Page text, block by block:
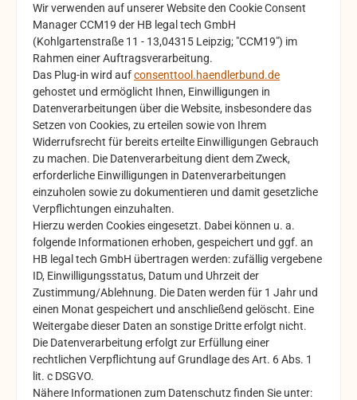
Wir verwenden auf unserer Website den Cookie Consent
Manager CCM19 der HB legal tech GmbH
(Kohlgartenstraße 11 - 13,04315 Leipzig; "CCM19") im
Rahmen einer Auftragsverarbeitung.
Das Plug-in wird aufconsenttool.haendlerbund.de
gehostet und ermöglicht Ihnen, Einwilligungen in
Datenverarbeitungen über die Website, insbesondere das
Setzen von Cookies, zu erteilen sowie von Ihrem
Widerrufsrecht für bereits erteilte Einwilligungen Gebrauch
zu machen. Die Datenverarbeitung dient dem Zweck,
erforderliche Einwilligungen in Datenverarbeitungen
einzuholen sowie zu dokumentieren und damit gesetzliche
Verpflichtungen einzuhalten.
Hierzu werden Cookies eingesetzt. Dabei können u. a.
folgende Informationen erhoben, gespeichert und ggf. an
HB legal tech GmbH übertragen werden: zufällig vergebene
ID, Einwilligungsstatus, Datum und Uhrzeit der
Zustimmung/Ablehnung. Die Daten werden für 1 Jahr und
einen Monat gespeichert und anschließend gelöscht. Eine
Weitergabe dieser Daten an sonstige Dritte erfolgt nicht.
Die Datenverarbeitung erfolgt zur Erfüllung einer
rechtlichen Verpflichtung auf Grundlage des Art. 6 Abs. 1
lit. c DSGVO.
Nähere Informationen zum Datenschutz finden Sie unter: